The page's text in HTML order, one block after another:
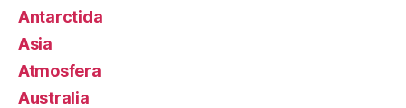
Antarctida
Asia
Atmosfera
Australia